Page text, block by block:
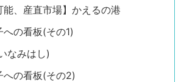
能、産直市場】かえるの港
への看板(その1)
なみはし)
への看板(その2)